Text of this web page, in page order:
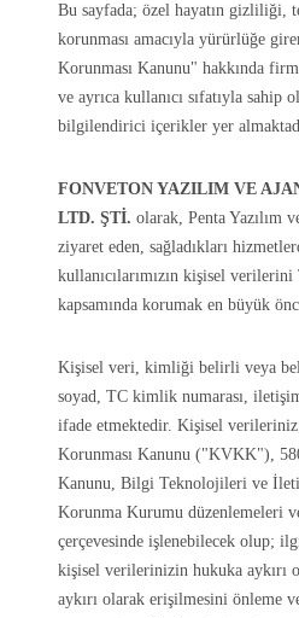
Bu sayfada; özel hayatın gizliliği,
korunması amacıyla yürürlüğe
Korunması Kanunu" hakkında
ve ayrıca kullanıcı sıfatıyla
bilgilendirici içerikler yer
FONVETON YAZILIM VE
LTD. ŞTİ. olarak, Penta Yazılım
ziyaret eden, sağladıkları
kullanıcılarımızın kişisel
kapsamında korumak en büyük
Kişisel veri, kimliği belirli veya
soyad, TC kimlik numarası,
ifade etmektedir. Kişisel
Korunması Kanunu ("KVKK"),
Kanunu, Bilgi Teknolojileri ve
Korunma Kurumu düzenlemeleri
çerçevesinde işlenebilecek olup;
kişisel verilerinizin hukuka aykırı
aykırı olarak erişilmesini önleme